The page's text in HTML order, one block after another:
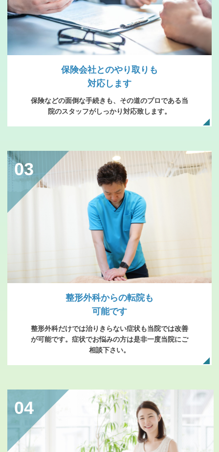
保険会社とのやり取りも
対応します
保険などの面倒な手続きも、その道のプロである当
院のスタッフがしっかり対応致します。
03
整形外科からの転院も
可能です
整形外科だけでは治りきらない症状も当院では改善
が可能です。症状でお悩みの方は是非一度当院にご
相談下さい。
04